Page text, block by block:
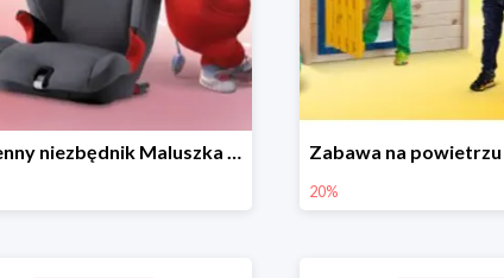
Wiosenny niezbędnik Maluszka w Mall.pl do -44%
20%